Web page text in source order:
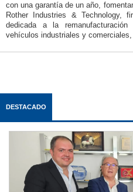
con una garantía de un año,
Rother Industries & Technology,
dedicada a la
vehículos industriales y
DESTACADO